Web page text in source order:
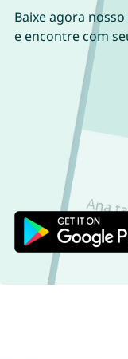
Baixe agora nosso
e encontre com